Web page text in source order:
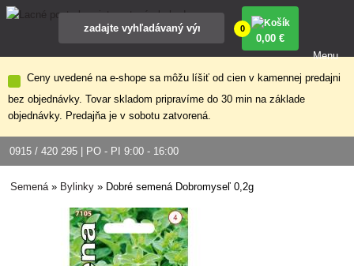
Ceny uvedené na e-shope sa môžu líšiť od cien v kamennej predajni
bez objednávky. Tovar skladom pripravíme do 30 min na základe
objednávky. Predajňa je v sobotu zatvorená.
0915 / 420 295 | PO - PI 9:00 - 16:00
0
0,00 €
Menu
Semená» Bylinky » Dobré semená Dobromyseľ 0,2g